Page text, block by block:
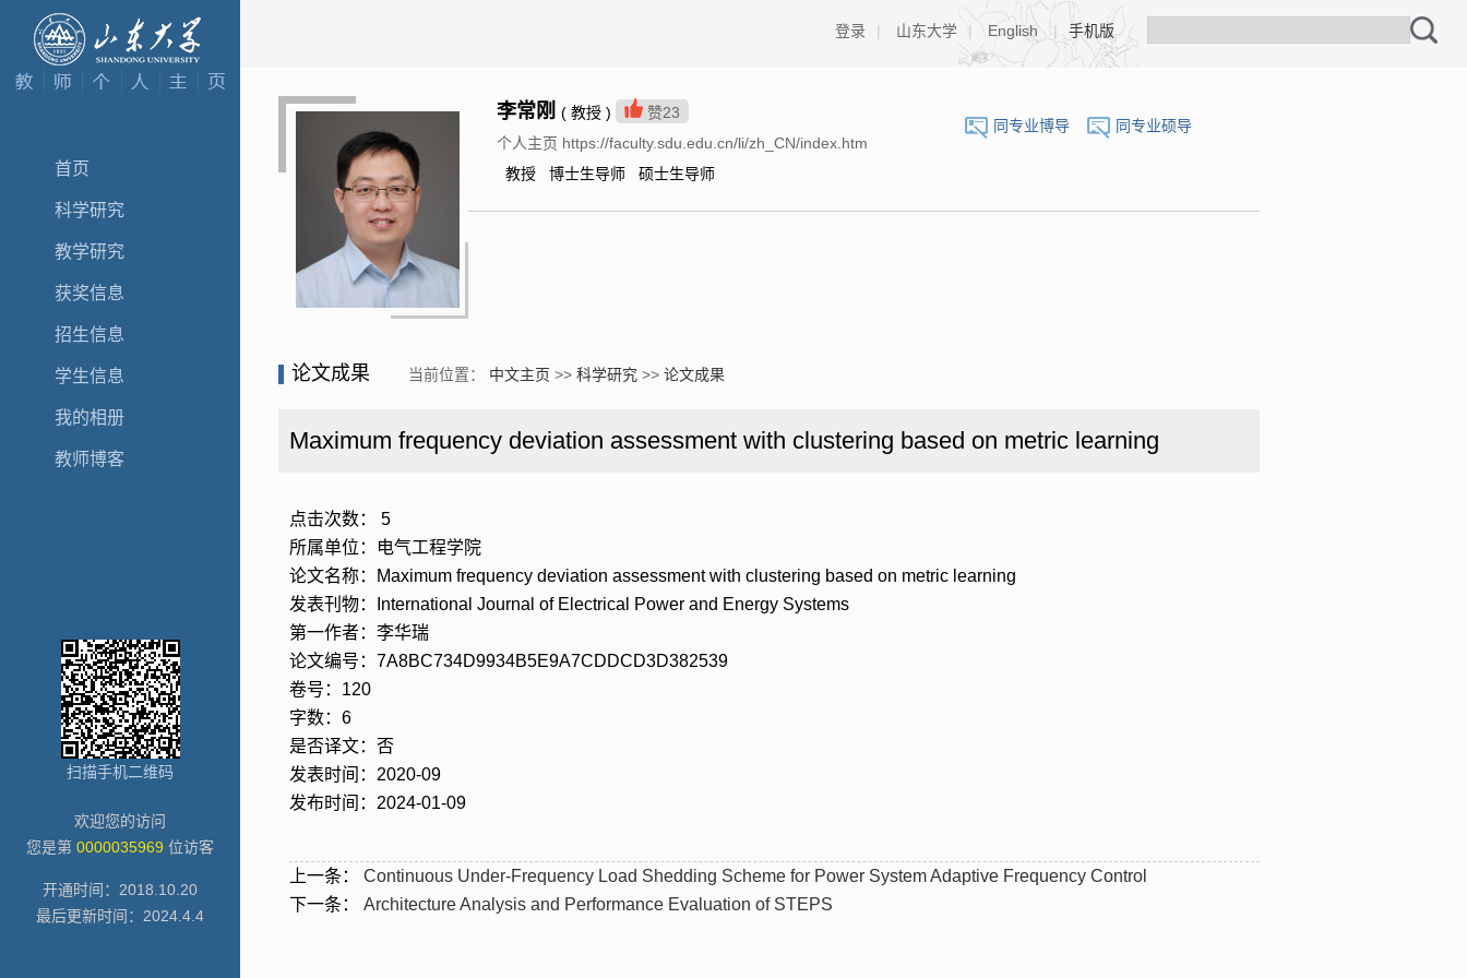
首页
科学研究
教学研究
获奖信息
招生信息
学生信息
我的相册
教师博客
扫描手机二维码
欢迎您的访问
您是第 0000035969 位访客
开通时间： 2018 10 20
最后更新时间： 2024 4 4
登录 | 山东大学 | English | 手机版
同专业博导 同专业硕导
李常刚 ( 教授 ) 赞23
个人主页 https://faculty.sdu.edu.cn/li/zh_CN/index.htm
教授 博士生导师 硕士生导师
论文成果 当前位置： 中文主页 >> 科学研究 >> 论文成果
Maximum frequency deviation assessment with clustering based on metric learning
点击次数： 5
所属单位：电气工程学院
论文名称：Maximum frequency deviation assessment with clustering based on metric learning
发表刊物：International Journal of Electrical Power and Energy Systems
第一作者：李华瑞
论文编号：7A8BC734D9934B5E9A7CDDCD3D382539
卷号：120
字数：6
是否译文：否
发表时间：2020-09
发布时间：2024-01-09
上一条： Continuous Under-Frequency Load Shedding Scheme for Power System Adaptive Frequency Control
下一条： Architecture Analysis and Performance Evaluation of STEPS